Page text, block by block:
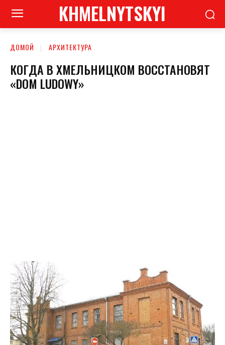
KHMELNYTSKYI
ДОМОЙ АРХИТЕКТУРА
КОГДА В ХМЕЛЬНИЦКОМ ВОССТАНОВЯТ
«DOM LUDOWY»